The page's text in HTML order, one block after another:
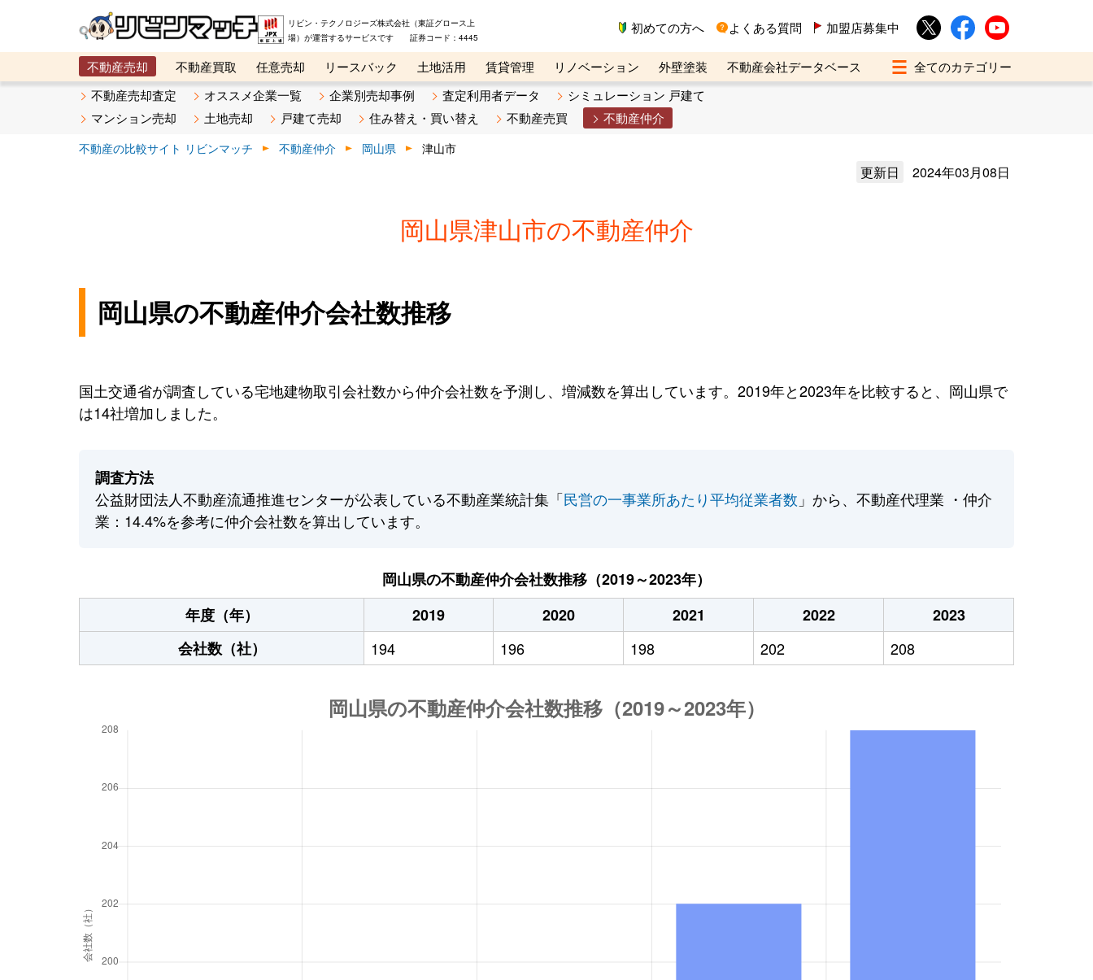
リビン・テクノロジーズ株式会社（東証グロース上
場）が運営するサービスです 証券コード：4445
初めての方へ よくある質問 加盟店募集中
不動産売却 不動産買取 任意売却 リースバック 土地活用 賃貸管理 リノベーション 外壁塗装
不動産会社データベース
メタ住宅展示場
ベスト不動産カンパニー オンライン講座 リビンマガジンBiz 不動産売却ご相談デスク
不動産売却査定 オススメ企業一覧 企業別売却事例 査定利用者データ
シミュレーション 戸建て
マンション売却
土地売却 戸建て売却 住み替え・買い替え 不動産売買 不動産仲介
不動産の比較サイト リビンマッチ 不動産仲介 岡山県 津山市
更新日 2024年03月08日
岡山県津山市の不動産仲介
岡山県の不動産仲介会社数推移
国土交通省が調査している宅地建物取引会社数から仲介会社数を予測し、増減数を算出しています。2019年と2023年を比較すると、岡山県で
は14社増加しました。
調査方法
公益財団法人不動産流通推進センターが公表している不動産業統計集「民営の一事業所あたり平均従業者数 」から、不動産代理業 ・仲介
業：14.4%を参考に仲介会社数を算出しています。
岡山県の不動産仲介会社数推移（2019～2023年）
年度（年）
2019 2020 2021 2022
2023
会社数（社）
194 196 198 202 208